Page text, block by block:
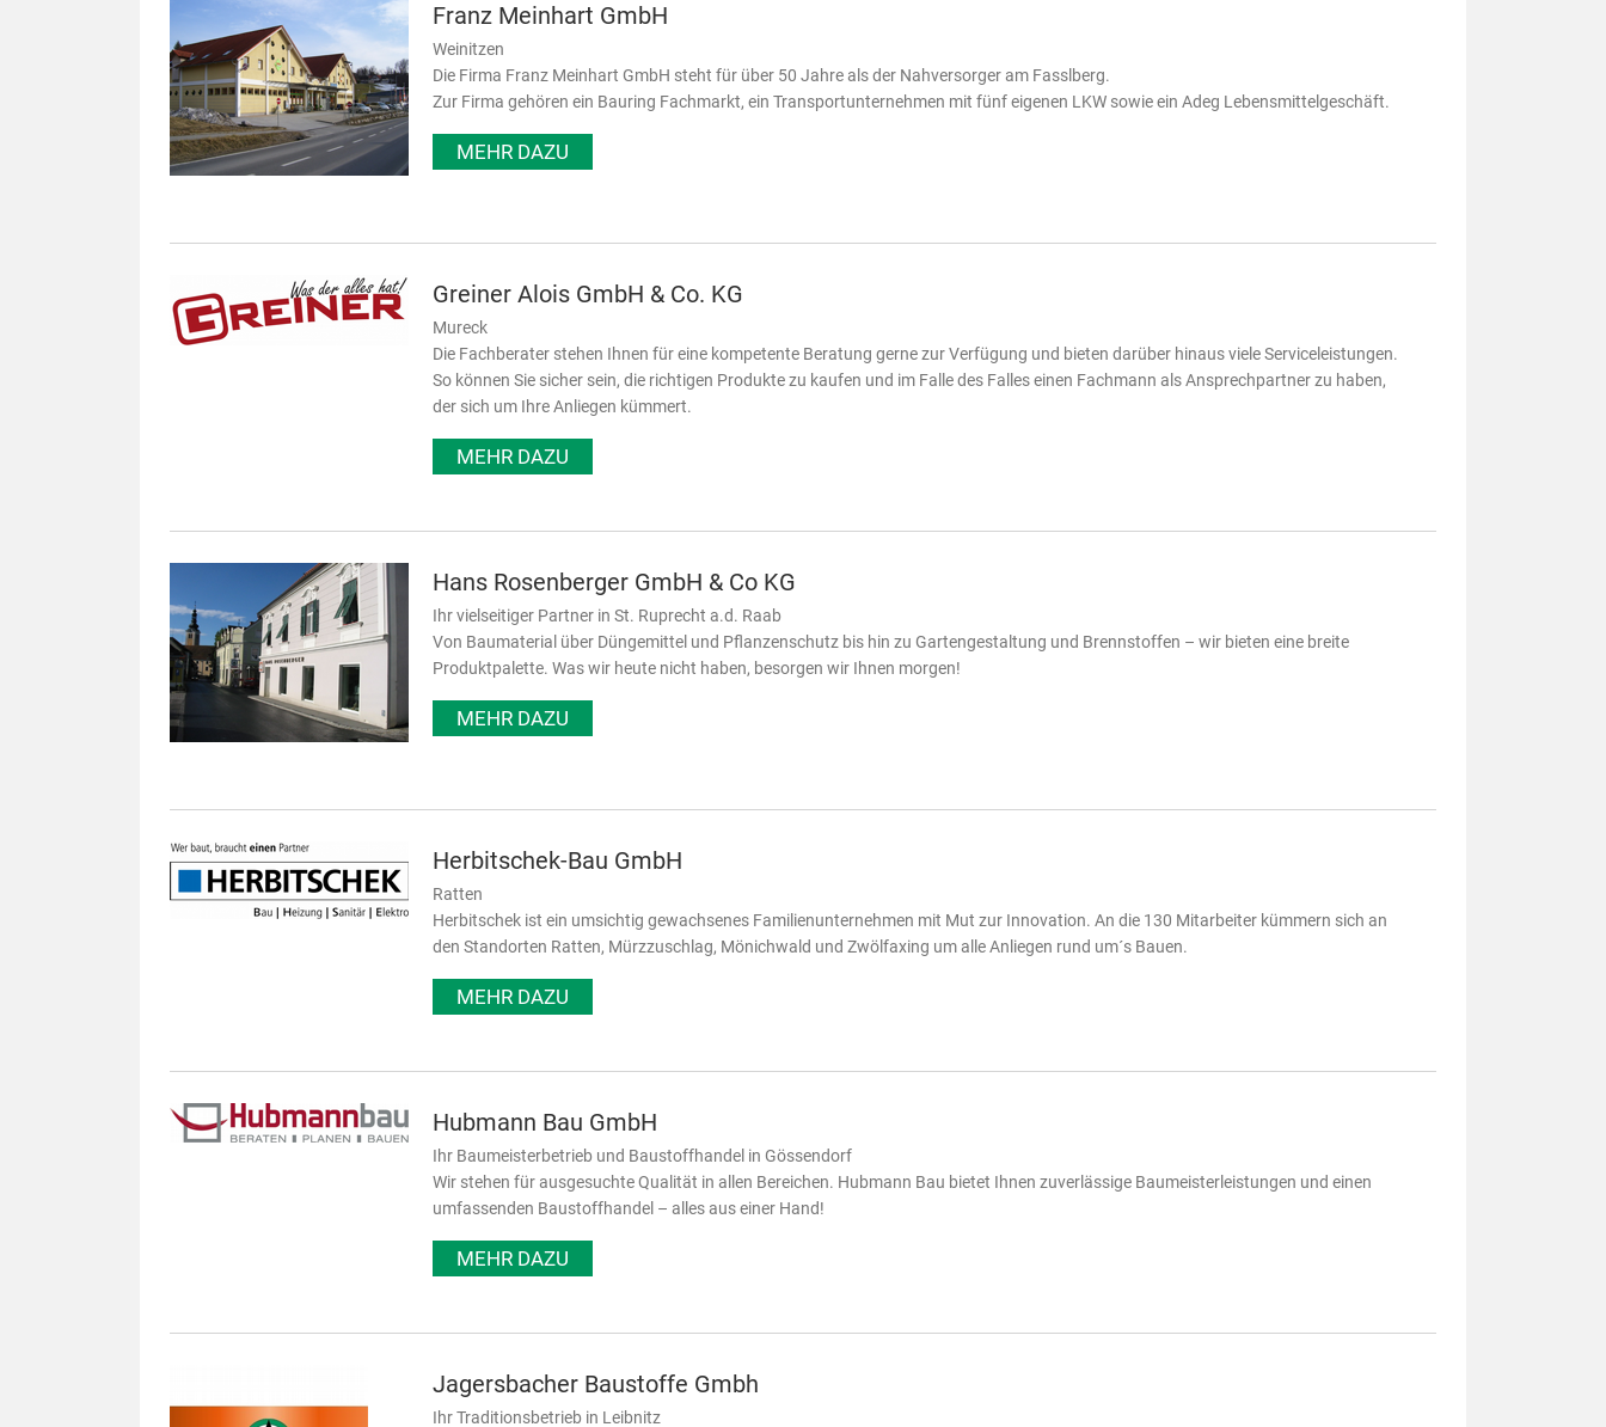
Franz Meinhart GmbH
Weinitzen
Die Firma Franz Meinhart GmbH steht für über 50 Jahre als der Nahversorger am Fasslberg.
Zur Firma gehören ein Bauring Fachmarkt, ein Transportunternehmen mit fünf eigenen LKW sowie ein Adeg Lebensmittelgeschäft.
MEHR DAZU
Greiner Alois GmbH & Co. KG
Mureck
Die Fachberater stehen Ihnen für eine kompetente Beratung gerne zur Verfügung und bieten darüber hinaus viele Serviceleistungen.
So können Sie sicher sein, die richtigen Produkte zu kaufen und im Falle des Falles einen Fachmann als Ansprechpartner zu haben,
der sich um Ihre Anliegen kümmert.
MEHR DAZU
Hans Rosenberger GmbH & Co KG
Ihr vielseitiger Partner in St. Ruprecht a.d. Raab
Von Baumaterial über Düngemittel und Pflanzenschutz bis hin zu Gartengestaltung und Brennstoffen – wir bieten eine breite
Produktpalette. Was wir heute nicht haben, besorgen wir Ihnen morgen!
MEHR DAZU
Herbitschek-Bau GmbH
Ratten
Herbitschek ist ein umsichtig gewachsenes Familienunternehmen mit Mut zur Innovation. An die 130 Mitarbeiter kümmern sich an
den Standorten Ratten, Mürzzuschlag, Mönichwald und Zwölfaxing um alle Anliegen rund um´s Bauen.
MEHR DAZU
Hubmann Bau GmbH
Ihr Baumeisterbetrieb und Baustoffhandel in Gössendorf
Wir stehen für ausgesuchte Qualität in allen Bereichen. Hubmann Bau bietet Ihnen zuverlässige Baumeisterleistungen und einen
umfassenden Baustoffhandel – alles aus einer Hand!
MEHR DAZU
Jagersbacher Baustoffe Gmbh
Ihr Traditionsbetrieb in Leibnitz